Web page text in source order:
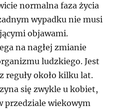
normalna faza życia
wypadku nie musi
objawami.
na nagłej zmianie
ludzkiego. Jest
reguły około kilku lat.
się zwykle u kobiet,
przedziale wiekowym